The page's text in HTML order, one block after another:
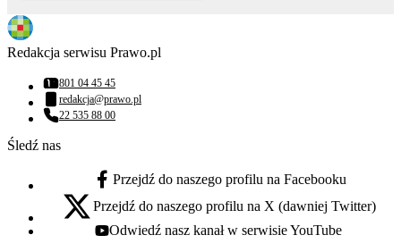
Redakcja serwisu Prawo.pl
Numer telefonu:
801 04 45 45
Adres email:
redakcja@prawo.pl
Numer telefonu:
22 535 88 00
Śledź nas
facebook - otwiera się w nowej karcie
Przejdź do naszego profilu na Facebooku
x - otwiera się w nowej karcie
Przejdź do naszego profilu na X (dawniej Twitter)
youtube - otwiera się w nowej karcie
Odwiedź nasz kanał w serwisie YouTube